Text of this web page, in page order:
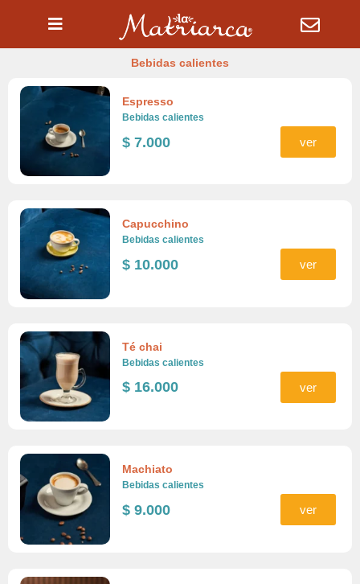
Bebidas calientes
Espresso
Bebidas calientes
$ 7.000 ver
Capucchino
Bebidas calientes
$ 10.000 ver
Té chai
Bebidas calientes
$ 16.000 ver
Machiato
Bebidas calientes
$ 9.000 ver